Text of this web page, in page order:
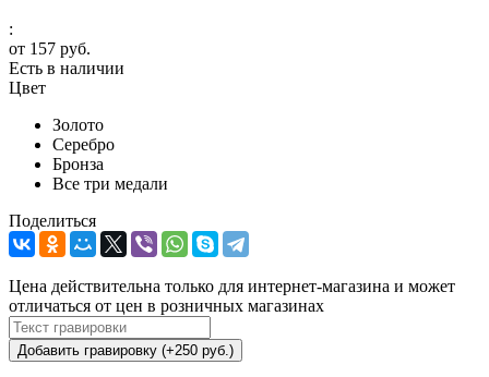
:
от 157 руб.
Есть в наличии
Цвет
Золото
Серебро
Бронза
Все три медали
Поделиться
Цена действительна только для интернет-магазина и может
отличаться от цен в розничных магазинах
Добавить гравировку (+250 руб.)